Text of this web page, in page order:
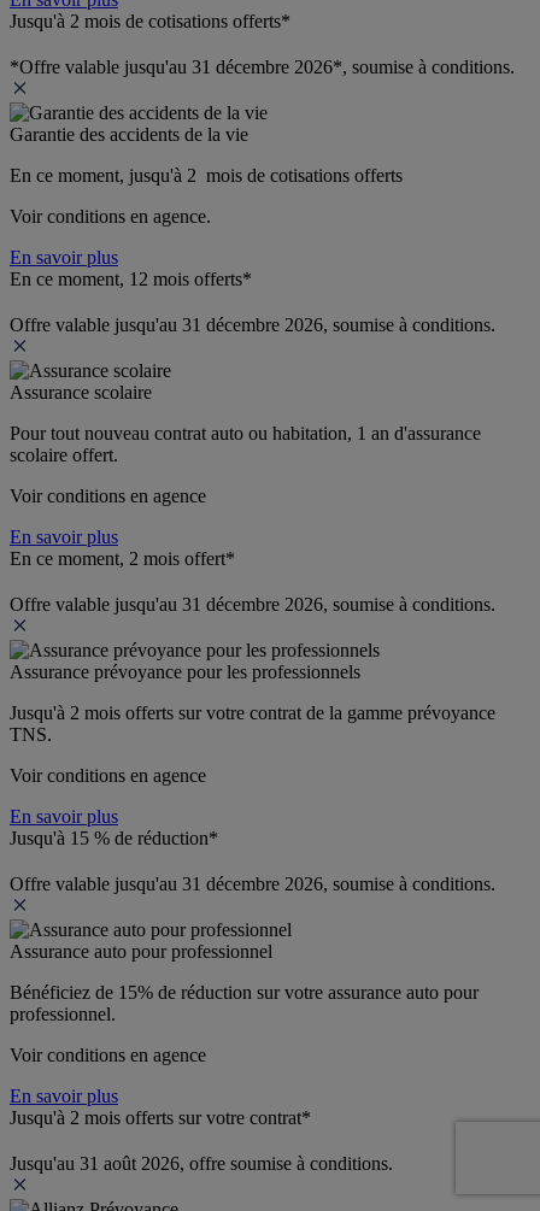
Jusqu'à 2 mois de cotisations offerts*
*Offre valable jusqu'au 31 décembre 2026*, soumise à conditions.
Garantie des accidents de la vie
En ce moment, jusqu'à 2  mois de cotisations offerts
Voir conditions en agence.
En savoir plus
En ce moment, 12 mois offerts*
Offre valable jusqu'au 31 décembre 2026, soumise à conditions.
Assurance scolaire
Pour tout nouveau contrat auto ou habitation, 1 an d'assurance
scolaire offert.
Voir conditions en agence
En savoir plus
En ce moment, 2 mois offert*
Offre valable jusqu'au 31 décembre 2026, soumise à conditions.
Assurance prévoyance pour les professionnels
Jusqu'à 2 mois offerts sur votre contrat de la gamme prévoyance
TNS.
Voir conditions en agence
En savoir plus
Jusqu'à 15 % de réduction*
Offre valable jusqu'au 31 décembre 2026, soumise à conditions.
Assurance auto pour professionnel
Bénéficiez de 15% de réduction sur votre assurance auto pour
professionnel.
Voir conditions en agence
En savoir plus
Jusqu'à 2 mois offerts sur votre contrat*
Jusqu'au 31 août 2026, offre soumise à conditions.